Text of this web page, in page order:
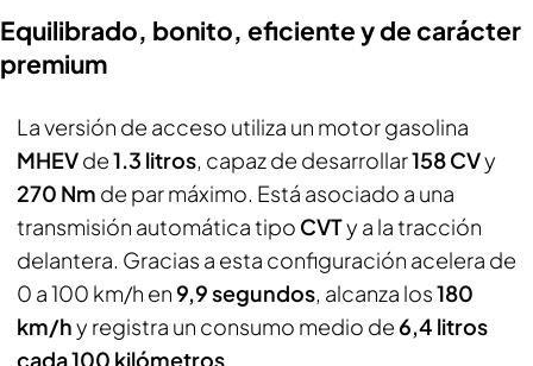
Equilibrado, bonito, eficiente y de carácter
premium
La versión de acceso utiliza un motor gasolina
MHEVde1.3 litros, capaz de desarrollar158 CVy
270 Nm de par máximo. Está asociado a una
transmisión automática tipo CVTy a la tracción
delantera. Gracias a esta configuración acelera de
0 a 100 km/h en9,9 segundos, alcanza los180
km/hy registra un consumo medio de 6,4 litros
cada 100 kilómetros